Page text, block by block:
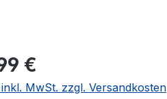
Preis:
€
MwSt. zzgl. Versandkosten